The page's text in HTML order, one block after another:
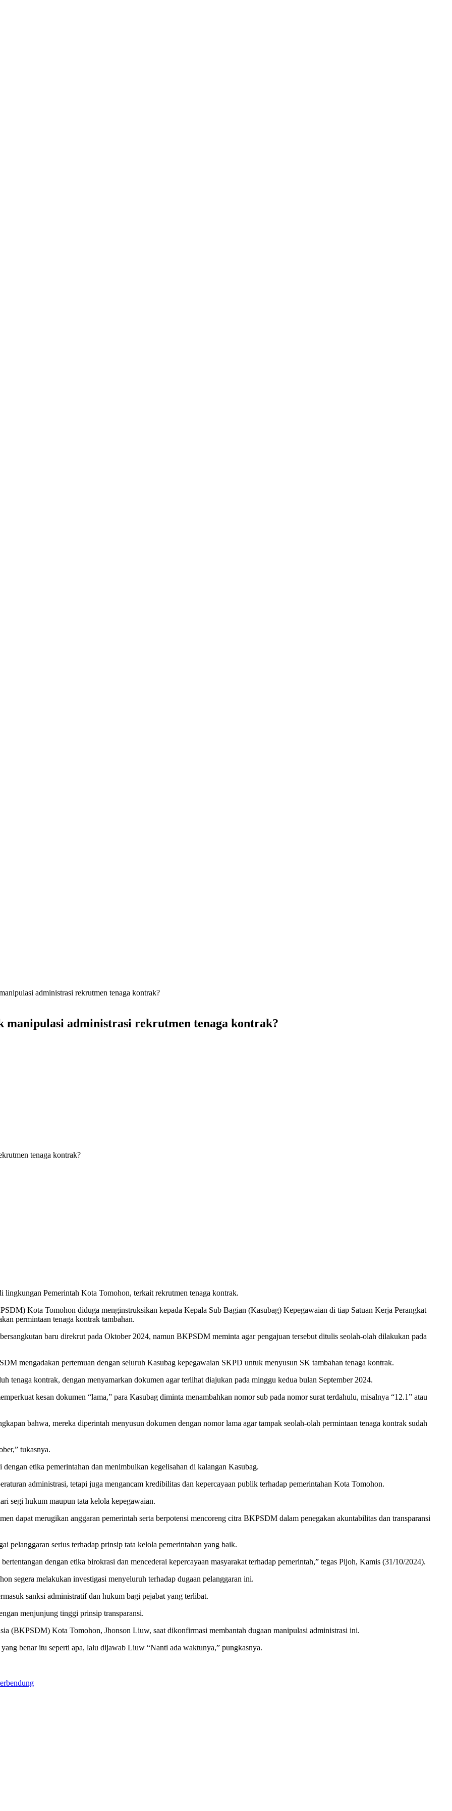
administrasi rekrutmen tenaga kontrak?
administrasi rekrutmen tenaga kontrak?
tenaga kontrak?
Pemerintah Kota Tomohon, terkait rekrutmen tenaga kontrak.
Kota Tomohon diduga menginstruksikan kepada Kepala Sub Bagian (Kasubag) Kepegawaian di tiap Satuan Kerja Perangkat
permintaan tenaga kontrak tambahan.
baru direkrut pada Oktober 2024, namun BKPSDM meminta agar pengajuan tersebut ditulis seolah-olah dilakukan pada
mengadakan pertemuan dengan seluruh Kasubag kepegawaian SKPD untuk menyusun SK tambahan tenaga kontrak.
tenaga kontrak, dengan menyamarkan dokumen agar terlihat diajukan pada minggu kedua bulan September 2024.
kesan dokumen “lama,” para Kasubag diminta menambahkan nomor sub pada nomor surat terdahulu, misalnya “12.1” atau
bahwa, mereka diperintah menyusun dokumen dengan nomor lama agar tampak seolah-olah permintaan tenaga kontrak sudah
tukasnya.
etika pemerintahan dan menimbulkan kegelisahan di kalangan Kasubag.
administrasi, tetapi juga mengancam kredibilitas dan kepercayaan publik terhadap pemerintahan Kota Tomohon.
segi hukum maupun tata kelola kepegawaian.
dapat merugikan anggaran pemerintah serta berpotensi mencoreng citra BKPSDM dalam penegakan akuntabilitas dan transparansi
pelanggaran serius terhadap prinsip tata kelola pemerintahan yang baik.
dengan etika birokrasi dan mencederai kepercayaan masyarakat terhadap pemerintah,” tegas Pijoh, Kamis (31/10/2024).
segera melakukan investigasi menyeluruh terhadap dugaan pelanggaran ini.
sanksi administratif dan hukum bagi pejabat yang terlibat.
menjunjung tinggi prinsip transparansi.
(BKPSDM) Kota Tomohon, Jhonson Liuw, saat dikonfirmasi membantah dugaan manipulasi administrasi ini.
benar itu seperti apa, lalu dijawab Liuw “Nanti ada waktunya,” pungkasnya.